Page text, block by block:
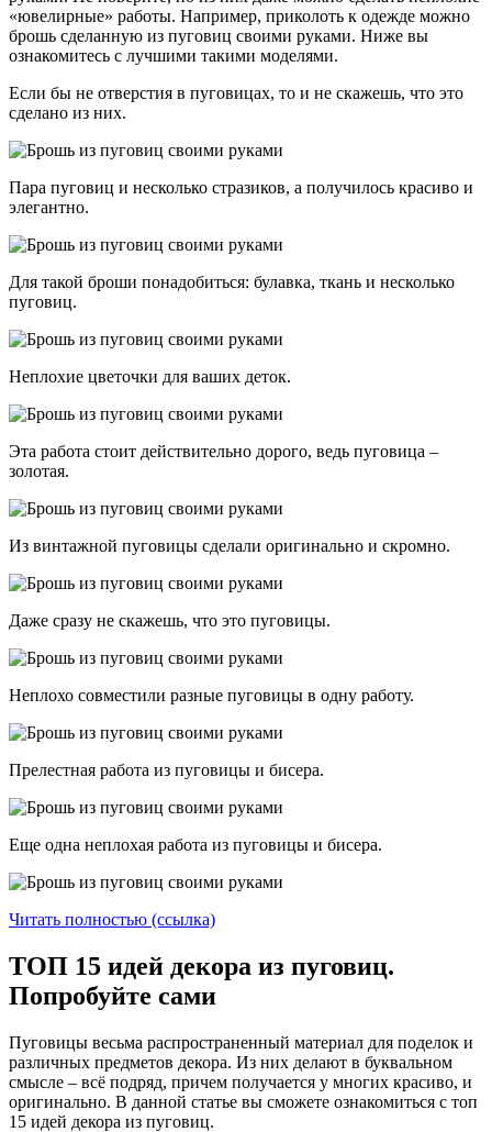
«ювелирные» работы. Например, приколоть к одежде можно
брошь сделанную из пуговиц своими руками. Ниже вы
ознакомитесь с лучшими такими моделями.
Если бы не отверстия в пуговицах, то и не скажешь, что это
сделано из них.
Пара пуговиц и несколько стразиков, а получилось красиво и
элегантно.
Для такой броши понадобиться: булавка, ткань и несколько
пуговиц.
Неплохие цветочки для ваших деток.
Эта работа стоит действительно дорого, ведь пуговица –
золотая.
Из винтажной пуговицы сделали оригинально и скромно.
Даже сразу не скажешь, что это пуговицы.
Неплохо совместили разные пуговицы в одну работу.
Прелестная работа из пуговицы и бисера.
Еще одна неплохая работа из пуговицы и бисера.
Читать полностью (ссылка)
ТОП 15 идей декора из пуговиц.
Попробуйте сами
Пуговицы весьма распространенный материал для поделок и
различных предметов декора. Из них делают в буквальном
смысле – всё подряд, причем получается у многих красиво, и
оригинально. В данной статье вы сможете ознакомиться с топ
15 идей декора из пуговиц.